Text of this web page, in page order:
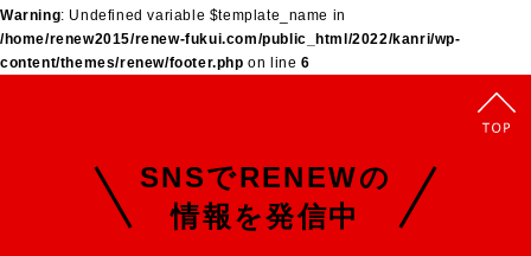
Warning: Undefined variable $template_name in
/home/renew2015/renew-fukui.com/public_html/2022/kanri/wp-
content/themes/renew/footer.php on line 6
SNSでRENEWの
情報を発信中